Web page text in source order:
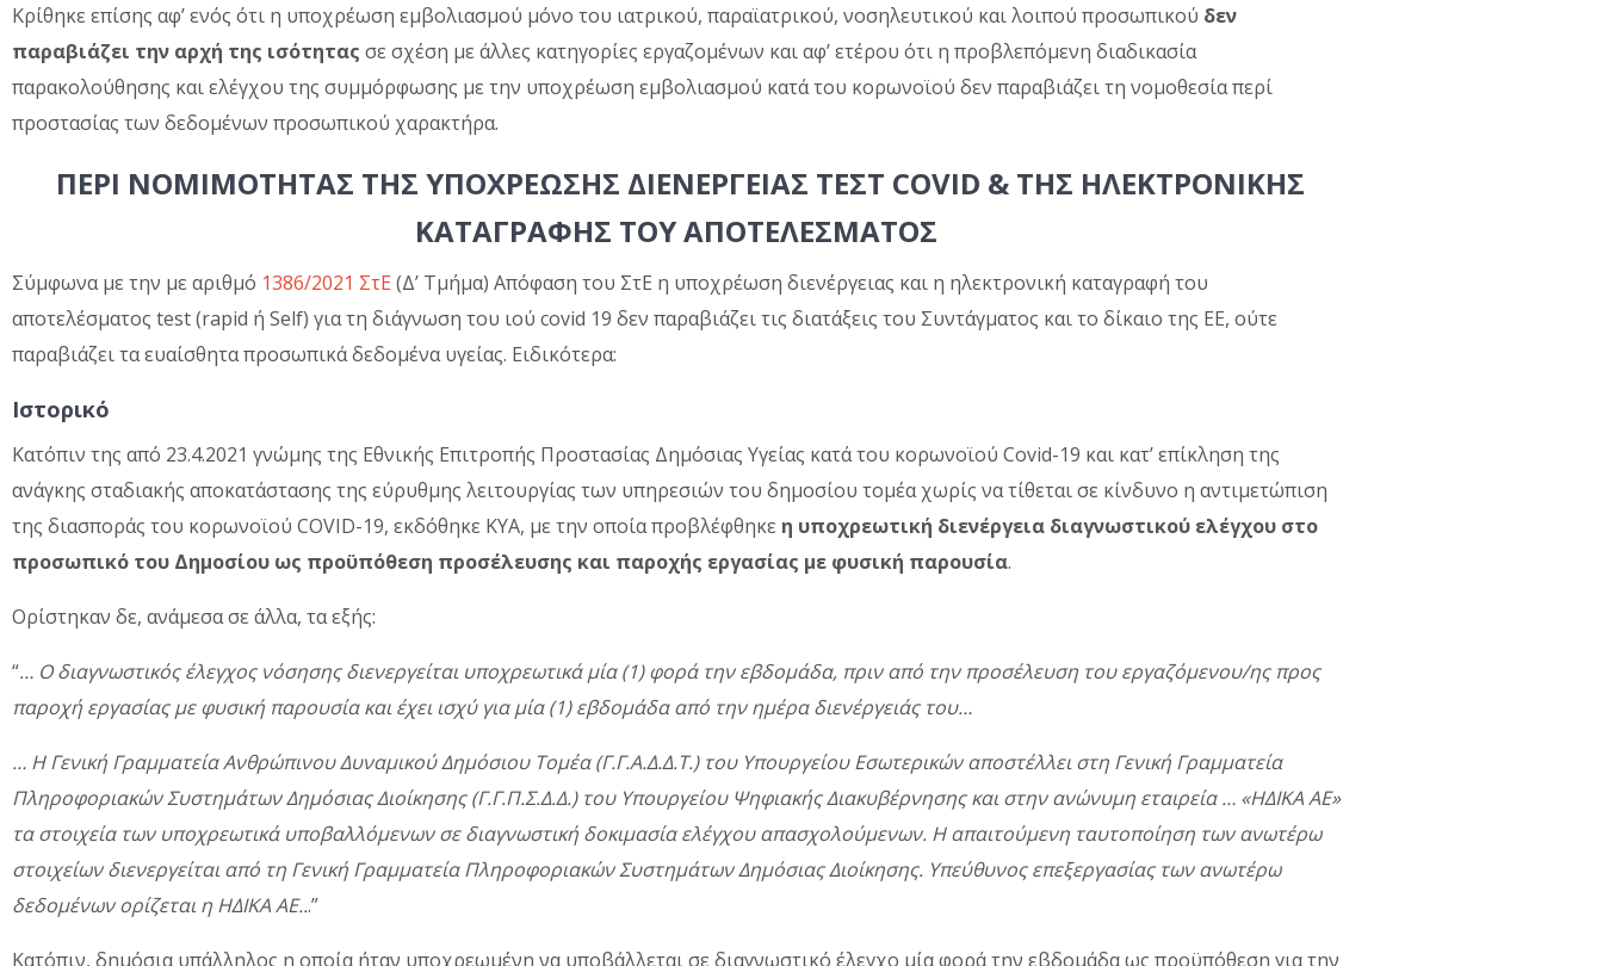
Κρίθηκε επίσης αφ’ ενός ότι η υποχρέωση εμβολιασμού μόνο του ιατρικού, παραϊατρικού, νοσηλευτικού και λοιπού προσωπικού δεν
παραβιάζει την αρχή της ισότητας σε σχέση με άλλες κατηγορίες εργαζομένων και αφ’ ετέρου ότι η προβλεπόμενη διαδικασία
παρακολούθησης και ελέγχου της συμμόρφωσης με την υποχρέωση εμβολιασμού κατά του κορωνοϊού δεν παραβιάζει τη νομοθεσία περί
προστασίας των δεδομένων προσωπικού χαρακτήρα.
ΠΕΡΙ ΝΟΜΙΜΟΤΗΤΑΣ ΤΗΣ ΥΠΟΧΡΕΩΣΗΣ ΔΙΕΝΕΡΓΕΙΑΣ ΤΕΣΤ COVID & ΤΗΣ ΗΛΕΚΤΡΟΝΙΚΗΣ
ΚΑΤΑΓΡΑΦΗΣ ΤΟΥ ΑΠΟΤΕΛΕΣΜΑΤΟΣ
Σύμφωνα με την με αριθμό 1386/2021 ΣτΕ (Δ’ Τμήμα) Απόφαση του ΣτΕ η υποχρέωση διενέργειας και η ηλεκτρονική καταγραφή του
αποτελέσματος test (rapid ή Self) για τη διάγνωση του ιού covid 19 δεν παραβιάζει τις διατάξεις του Συντάγματος και το δίκαιο της ΕΕ, ούτε
παραβιάζει τα ευαίσθητα προσωπικά δεδομένα υγείας. Ειδικότερα:
Ιστορικό
Κατόπιν της από 23.4.2021 γνώμης της Εθνικής Επιτροπής Προστασίας Δημόσιας Υγείας κατά του κορωνοϊού Covid-19 και κατ’ επίκληση της
ανάγκης σταδιακής αποκατάστασης της εύρυθμης λειτουργίας των υπηρεσιών του δημοσίου τομέα χωρίς να τίθεται σε κίνδυνο η αντιμετώπιση
της διασποράς του κορωνοϊού COVID-19, εκδόθηκε ΚΥΑ, με την οποία προβλέφθηκε η υποχρεωτική διενέργεια διαγνωστικού ελέγχου στο
προσωπικό του Δημοσίου ως προϋπόθεση προσέλευσης και παροχής εργασίας με φυσική παρουσία.
Ορίστηκαν δε, ανάμεσα σε άλλα, τα εξής:
“… Ο διαγνωστικός έλεγχος νόσησης διενεργείται υποχρεωτικά μία (1) φορά την εβδομάδα, πριν από την προσέλευση του εργαζόμενου/ης προς
παροχή εργασίας με φυσική παρουσία και έχει ισχύ για μία (1) εβδομάδα από την ημέρα διενέργειάς του…
… Η Γενική Γραμματεία Ανθρώπινου Δυναμικού Δημόσιου Τομέα (Γ.Γ.Α.Δ.Δ.Τ.) του Υπουργείου Εσωτερικών αποστέλλει στη Γενική Γραμματεία
Πληροφοριακών Συστημάτων Δημόσιας Διοίκησης (Γ.Γ.Π.Σ.Δ.Δ.) του Υπουργείου Ψηφιακής Διακυβέρνησης και στην ανώνυμη εταιρεία … «ΗΔΙΚΑ ΑΕ»
τα στοιχεία των υποχρεωτικά υποβαλλόμενων σε διαγνωστική δοκιμασία ελέγχου απασχολούμενων. Η απαιτούμενη ταυτοποίηση των ανωτέρω
στοιχείων διενεργείται από τη Γενική Γραμματεία Πληροφοριακών Συστημάτων Δημόσιας Διοίκησης. Υπεύθυνος επεξεργασίας των ανωτέρω
δεδομένων ορίζεται η ΗΔΙΚΑ ΑΕ...”
Κατόπιν, δημόσια υπάλληλος η οποία ήταν υποχρεωμένη να υποβάλλεται σε διαγνωστικό έλεγχο μία φορά την εβδομάδα ως προϋπόθεση για την